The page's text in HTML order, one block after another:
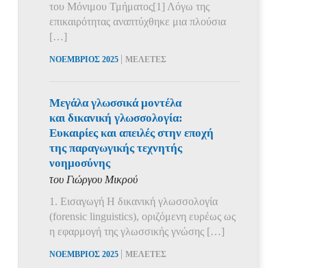
του Μόνιμου Τμήματος[1] Λόγω της
επικαιρότητας αναπτύχθηκε μια πλούσια
[…]
ΝΟΕΜΒΡΙΟΣ 2025 | ΜΕΛΕΤΕΣ
Μεγάλα γλωσσικά μοντέλα
και δικανική γλωσσολογία:
Ευκαιρίες και απειλές στην εποχή
της παραγωγικής τεχνητής
νοημοσύνης
του Γιώργου Μικρού
1. Εισαγωγή Η δικανική γλωσσολογία
(forensic linguistics), οριζόμενη ευρέως ως
η εφαρμογή της γλωσσικής γνώσης […]
ΝΟΕΜΒΡΙΟΣ 2025 | ΜΕΛΕΤΕΣ